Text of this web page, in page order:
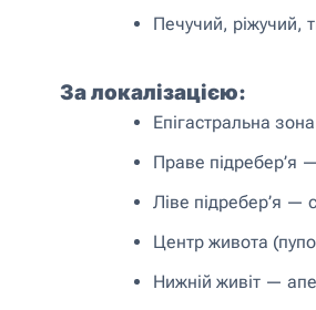
Печучий, ріжучий,
За локалізацією:
Епігастральна
Праве підребер’я
Ліве підребер’я —
Центр живота
Нижній живіт —